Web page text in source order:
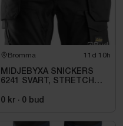
Bromma 11d 10h
MIDJEBYXA SNICKERS
6241 SVART, STRETCH
0 kr · 0 bud